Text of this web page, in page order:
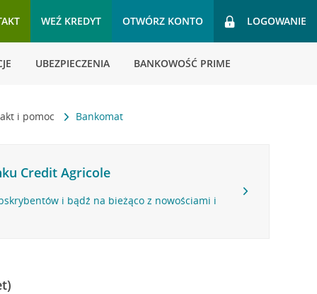
WEŹ KREDYT OTWÓRZ KONTO LOGOWANIE
UBEZPIECZENIA BANKOWOŚĆ PRIME
i pomoc Bankomat
Credit Agricole
i bądź na bieżąco z nowościami i